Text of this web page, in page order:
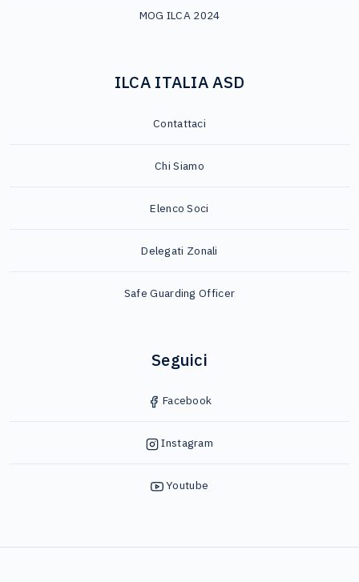
MOG ILCA 2024
ILCA ITALIA ASD
Contattaci
Chi Siamo
Elenco Soci
Delegati Zonali
Safe Guarding Officer
Seguici
Facebook
Instagram
Youtube